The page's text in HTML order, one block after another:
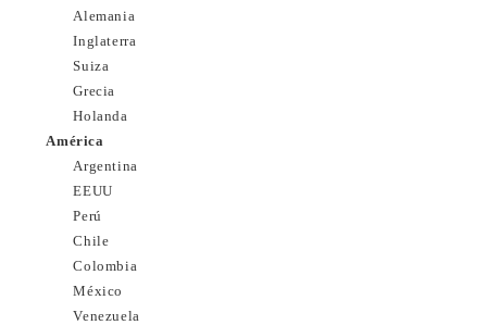
Alemania
Inglaterra
Suiza
Grecia
Holanda
América
Argentina
EEUU
Perú
Chile
Colombia
México
Venezuela